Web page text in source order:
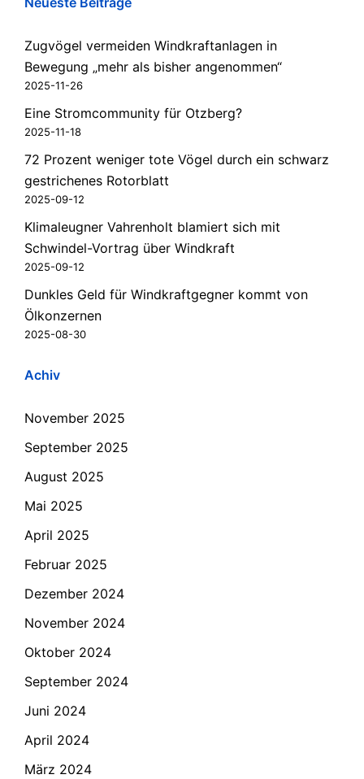
Zugvögel vermeiden Windkraftanlagen in
Bewegung „mehr als bisher angenommen“
2025-11-26
Eine Stromcommunity für Otzberg?
2025-11-18
72 Prozent weniger tote Vögel durch ein schwarz
gestrichenes Rotorblatt
2025-09-12
Klimaleugner Vahrenholt blamiert sich mit
Schwindel-Vortrag über Windkraft
2025-09-12
Dunkles Geld für Windkraftgegner kommt von
Ölkonzernen
2025-08-30
Achiv
November 2025
September 2025
August 2025
Mai 2025
April 2025
Februar 2025
Dezember 2024
November 2024
Oktober 2024
September 2024
Juni 2024
April 2024
März 2024